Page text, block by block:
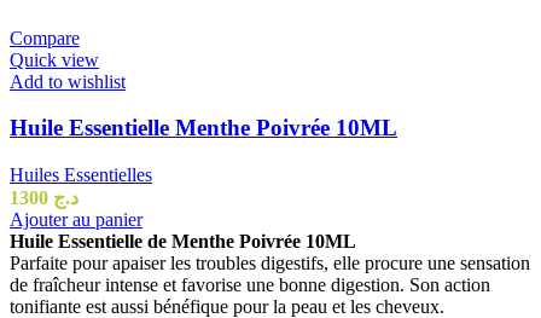
Compare
Quick view
Add to wishlist
Huile Essentielle Menthe Poivrée 10ML
Huiles Essentielles
د.ج
Ajouter au panier
Huile Essentielle de Menthe Poivrée 10ML
Parfaite pour apaiser les troubles digestifs, elle procure une sensation
de fraîcheur intense et favorise une bonne digestion. Son action
tonifiante est aussi bénéfique pour la peau et les cheveux.